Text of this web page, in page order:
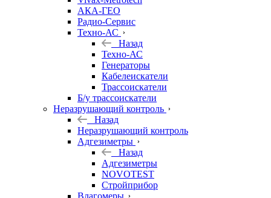
АКА-ГЕО
Радио-Сервис
Техно-АС
Назад
Техно-АС
Генераторы
Кабелеискатели
Трассоискатели
Б/у трассоискатели
Неразрушающий контроль
Назад
Неразрушающий контроль
Адгезиметры
Назад
Адгезиметры
NOVOTEST
Стройприбор
Влагомеры